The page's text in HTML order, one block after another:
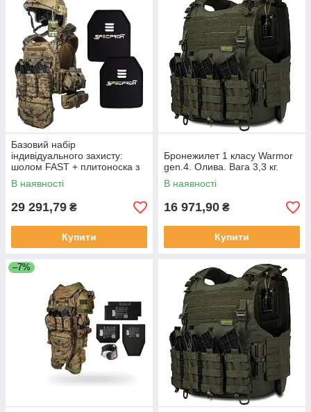
Базовий набір
індивідуального захисту:
шолом FAST + плитоноска з
набором підсумків +
комплект плит 6 кл. ДСТУ.
В наявності
29 291,79 ₴
Купити
Бронежилет 1 класу Warmor
gen.4. Олива. Вага 3,3 кг.
В наявності
16 971,90 ₴
Купити
–7%